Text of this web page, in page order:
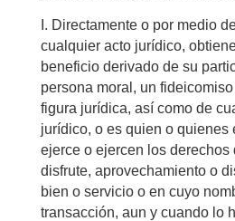
I. Directamente o por medio
cualquier acto jurídico,
beneficio derivado de su
persona moral, un
figura jurídica, así como de
jurídico, o es quien o quienes
ejerce o ejercen los derechos
disfrute, aprovechamiento o
bien o servicio o en cuyo
transacción, aun y cuando lo